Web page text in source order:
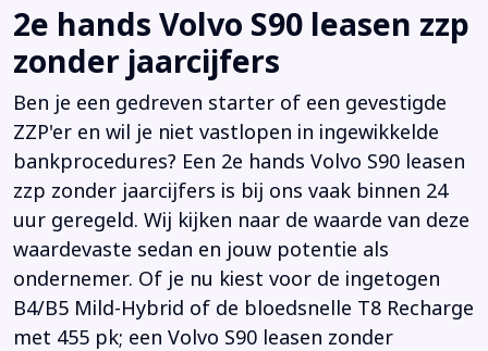
2e hands Volvo S90 leasen zzp
zonder jaarcijfers
Ben je een gedreven starter of een gevestigde
ZZP'er en wil je niet vastlopen in ingewikkelde
bankprocedures? Een 2e hands Volvo S90 leasen
zzp zonder jaarcijfers is bij ons vaak binnen 24
uur geregeld. Wij kijken naar de waarde van deze
waardevaste sedan en jouw potentie als
ondernemer. Of je nu kiest voor de ingetogen
B4/B5 Mild-Hybrid of de bloedsnelle T8 Recharge
met 455 pk; een Volvo S90 leasen zonder